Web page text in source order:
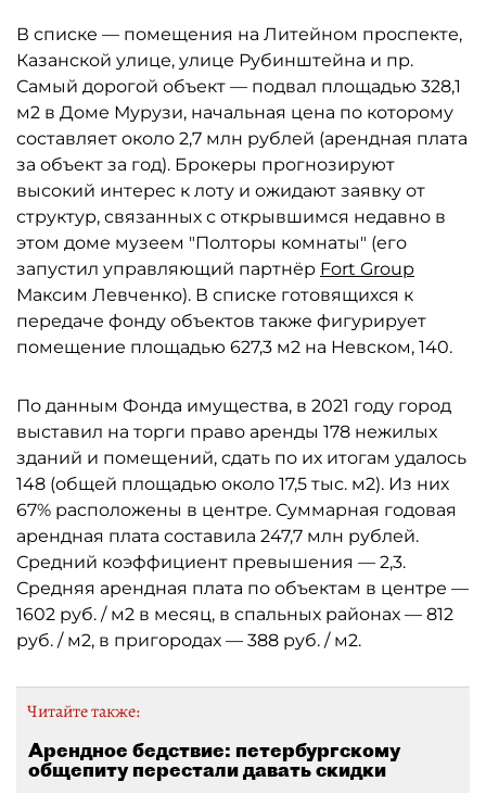
В списке — помещения на Литейном проспекте,
Казанской улице, улице Рубинштейна и пр.
Самый дорогой объект — подвал площадью 328,1
м2 в Доме Мурузи, начальная цена по которому
составляет около 2,7 млн рублей (арендная плата
за объект за год). Брокеры прогнозируют
высокий интерес к лоту и ожидают заявку от
структур, связанных с открывшимся недавно в
этом доме музеем "Полторы комнаты" (его
запустил управляющий партнёр Fort Group
Максим Левченко). В списке готовящихся к
передаче фонду объектов также фигурирует
помещение площадью 627,3 м2 на Невском, 140.
По данным Фонда имущества, в 2021 году город
выставил на торги право аренды 178 нежилых
зданий и помещений, сдать по их итогам удалось
148 (общей площадью около 17,5 тыс. м2). Из них
67% расположены в центре. Суммарная годовая
арендная плата составила 247,7 млн рублей.
Средний коэффициент превышения — 2,3.
Средняя арендная плата по объектам в центре —
1602 руб. / м2 в месяц, в спальных районах — 812
руб. / м2, в пригородах — 388 руб. / м2.
Читайте также:
Арендное бедствие: петербургскому
общепиту перестали давать скидки